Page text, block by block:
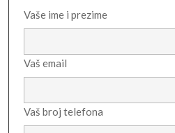
Vaše ime i prezime
Vaš email
Vaš broj telefona